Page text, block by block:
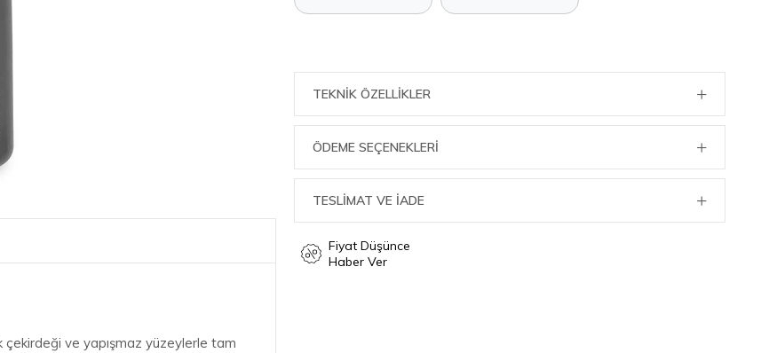
çekirdeği ve yapışmaz yüzeylerle tam
TEKNIK ÖZELLIKLER
ÖDEME SEÇENEKLERI
TESLİMAT VE İADE
Fiyat Düşünce
Haber Ver